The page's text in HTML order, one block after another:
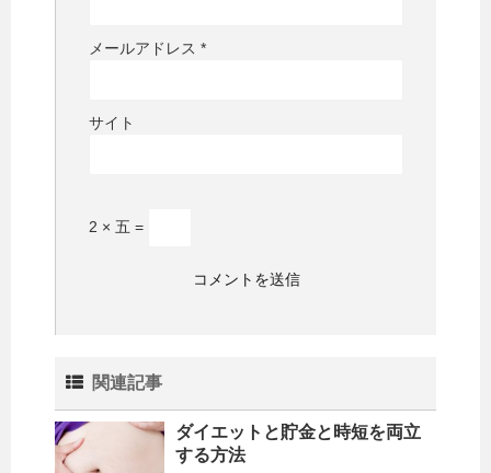
メールアドレス *
サイト
2 × 五 =
関連記事
ダイエットと貯金と時短を両立
する方法